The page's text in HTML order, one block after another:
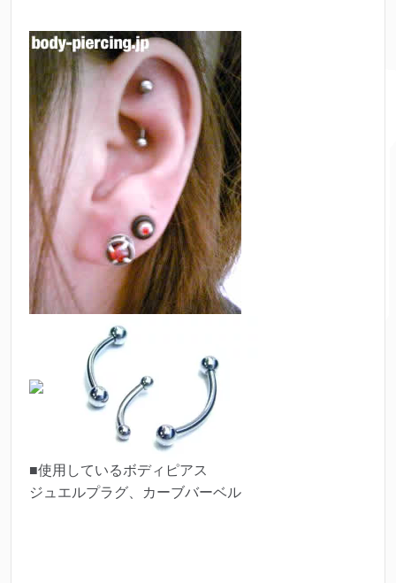
■使用しているボディピアス
ジュエルプラグ、カーブバーベル